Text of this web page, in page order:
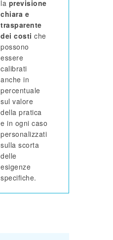
la previsione
chiara e
trasparente
dei costi che
possono
essere
calibrati
anche in
percentuale
sul valore
della pratica
e in ogni caso
personalizzati
sulla scorta
delle
esigenze
specifiche.